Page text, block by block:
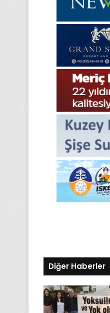
Diğer Haberler